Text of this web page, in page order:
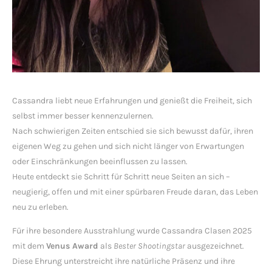
Cassandra liebt neue Erfahrungen und genießt die Freiheit, sich
selbst immer besser kennenzulernen.
Nach schwierigen Zeiten entschied sie sich bewusst dafür, ihren
eigenen Weg zu gehen und sich nicht länger von Erwartungen
oder Einschränkungen beeinflussen zu lassen.
Heute entdeckt sie Schritt für Schritt neue Seiten an sich –
neugierig, offen und mit einer spürbaren Freude daran, das Leben
neu zu erleben.
Für ihre besondere Ausstrahlung wurde Cassandra Clasen 2025
mit dem Venus Award als Bester Shootingstar ausgezeichnet.
Diese Ehrung unterstreicht ihre natürliche Präsenz und ihre